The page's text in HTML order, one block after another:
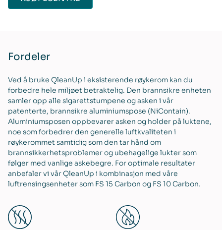
Fordeler
Ved å bruke QleanUp i eksisterende røykerom kan du
forbedre hele miljøet betraktelig. Den brannsikre enheten
samler opp alle sigarettstumpene og asken i vår
patenterte, brannsikre aluminiumspose (NiContain).
Aluminiumsposen oppbevarer asken og holder på luktene,
noe som forbedrer den generelle luftkvaliteten i
røykerommet samtidig som den tar hånd om
brannsikkerhetsproblemer og ubehagelige lukter som
følger med vanlige askebegre. For optimale resultater
anbefaler vi vår QleanUp i kombinasjon med våre
luftrensingsenheter som FS 15 Carbon og FS 10 Carbon.